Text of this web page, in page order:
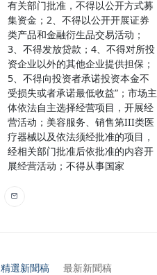
有关部门批准，不得以公开方式募
集资金；2、不得以公开开展证券
类产品和金融衍生品交易活动；
3、不得发放贷款；4、不得对所投
资企业以外的其他企业提供担保；
5、不得向投资者承诺投资本金不
受损失或者承诺最低收益”；市场主
体依法自主选择经营项目，开展经
营活动；美容服务、销售第III类医
疗器械以及依法须经批准的项目，
经相关部门批准后依批准的内容开
展经营活动；不得从事国家
精選新聞稿 最新新聞稿